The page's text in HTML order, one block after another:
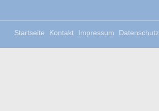
Startseite Kontakt Impressum Datenschutz